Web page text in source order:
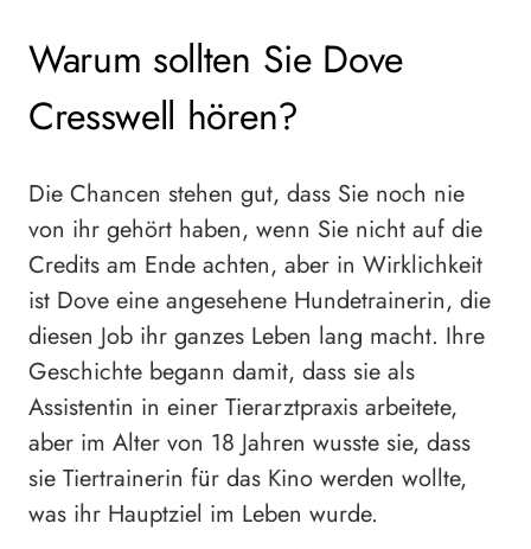
Warum sollten Sie Dove
Cresswell hören?
Die Chancen stehen gut, dass Sie noch nie
von ihr gehört haben, wenn Sie nicht auf die
Credits am Ende achten, aber in Wirklichkeit
ist Dove eine angesehene Hundetrainerin, die
diesen Job ihr ganzes Leben lang macht. Ihre
Geschichte begann damit, dass sie als
Assistentin in einer Tierarztpraxis arbeitete,
aber im Alter von 18 Jahren wusste sie, dass
sie Tiertrainerin für das Kino werden wollte,
was ihr Hauptziel im Leben wurde.